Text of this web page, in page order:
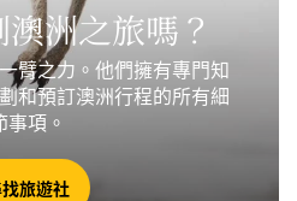
洲之旅嗎？
臂之力。他們擁有專門知
和預訂澳洲行程的所有細
事項。
旅遊社